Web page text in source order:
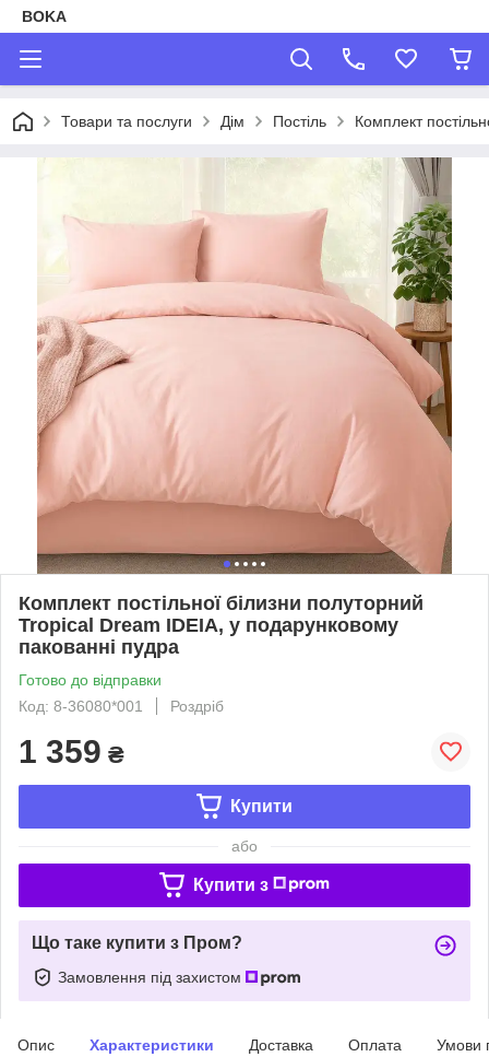
BOKA
Товари та послуги Дім Постіль Комплект
Комплект постільної білизни полуторний
Tropical Dream IDEIA, у подарунковому
пакованні пудра
Готово до відправки
Код: 8-36080*001
Роздріб
1 359 ₴
Купити
або
Купити з
Що таке купити з Пром?
Замовлення під захистом
Опис Характеристики Доставка Оплата Умови